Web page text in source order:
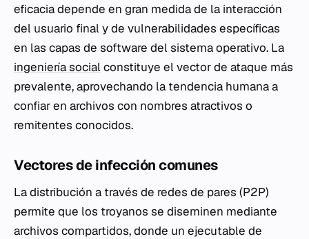
eficacia depende en gran medida de la interacción
del usuario final y de vulnerabilidades específicas
en las capas de software del sistema operativo. La
ingeniería socialconstituye el vector de ataque más
prevalente, aprovechando la tendencia humana a
confiar en archivos con nombres atractivos o
remitentes conocidos.
Vectores de infección comunes
La distribución a través de redes de pares (P2P)
permite que los troyanos se diseminen mediante
archivos compartidos, donde un ejecutable de